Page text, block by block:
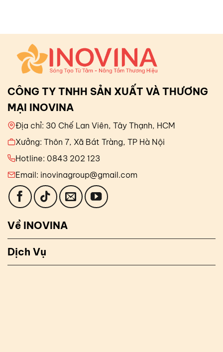
CÔNG TY TNHH SẢN XUẤT VÀ THƯƠNG
MẠI INOVINA
Địa chỉ: 30 Chế Lan Viên, Tây Thạnh, HCM
Xưởng: Thôn 7, Xã Bát Tràng, TP Hà Nội
Hotline: 0843 202 123
Email: inovinagroup@gmail.com
Về INOVINA
Dịch Vụ